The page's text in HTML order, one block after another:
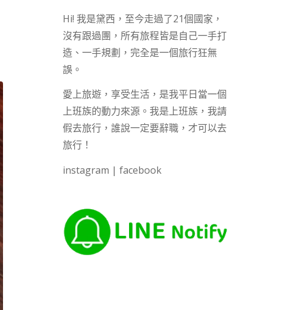
Hi! 我是黛西，至今走過了21個國家，
沒有跟過團，所有旅程皆是自己一手打
造、一手規劃，完全是一個旅行狂無
誤。
愛上旅遊，享受生活，是我平日當一個
上班族的動力來源。我是上班族，我請
假去旅行，誰說一定要辭職，才可以去
旅行！
instagram | facebook